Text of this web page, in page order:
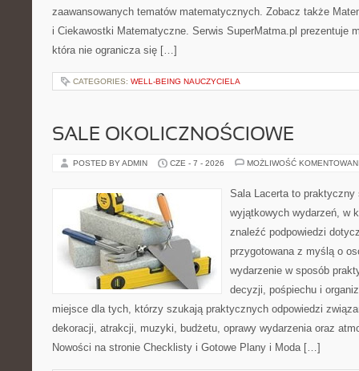
zaawansowanych tematów matematycznych. Zobacz także
i Ciekawostki Matematyczne. Serwis SuperMatma.pl prezentuje
która nie ogranicza się […]
CATEGORIES: WELL-BEING NAUCZYCIELA
SALE OKOLICZNOŚCIOWE
POSTED BY ADMIN CZE - 7 - 2026 MOŻLIWOŚĆ
Sala Lacerta to praktyczny
wyjątkowych wydarzeń, w
znaleźć podpowiedzi
przygotowana z myślą o
wydarzenie w sposób
decyzji, pośpiechu i
miejsce dla tych, którzy szukają praktycznych odpowiedzi
dekoracji, atrakcji, muzyki, budżetu, oprawy wydarzenia oraz
Nowości na stronie Checklisty i Gotowe Plany i Moda […]